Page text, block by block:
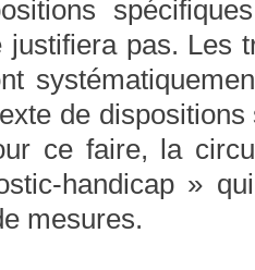
justifiera pas. Les
de
ce faire, la
handicap »
mesures.